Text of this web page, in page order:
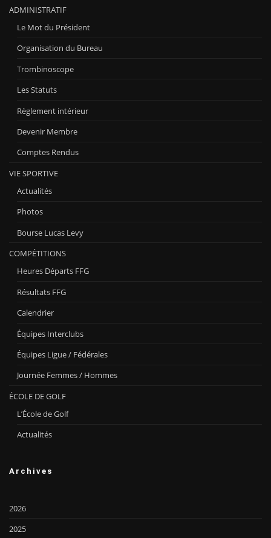
ADMINISTRATIF
Le Mot du Président
Organisation du Bureau
Trombinoscope
Les Statuts
Règlement intérieur
Devenir Membre
Comptes Rendus
VIE SPORTIVE
Actualités
Photos
Bourse Lucas Levy
COMPÉTITIONS
Heures Départs FFG
Résultats FFG
Calendrier
Équipes Interclubs
Équipes Ligue / Fédérales
Journée Femmes / Hommes
ÉCOLE DE GOLF
L’École de Golf
Actualités
Archives
2026
2025